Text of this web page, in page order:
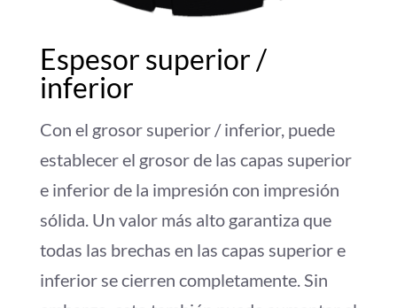
Espesor superior /
inferior
Con el grosor superior / inferior, puede
establecer el grosor de las capas superior
e inferior de la impresión con impresión
sólida. Un valor más alto garantiza que
todas las brechas en las capas superior e
inferior se cierren completamente. Sin